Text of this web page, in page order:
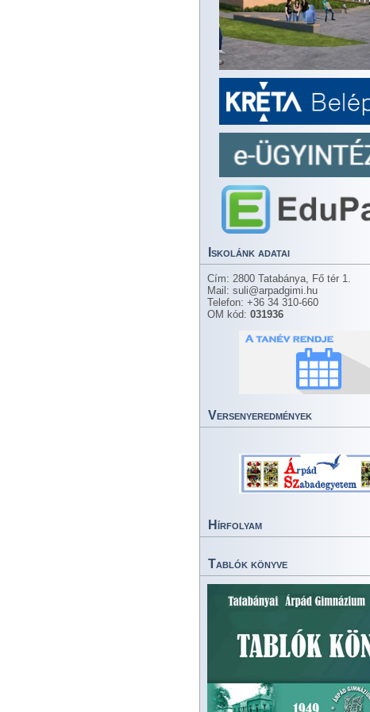
Iskolánk adatai
Cím: 2800 Tatabánya, Fő tér 1.
Mail: suli@arpadgimi.hu
Telefon: +36 34 310-660
OM kód: 031936
Versenyeredmények
Hírfolyam
Tablók könyve